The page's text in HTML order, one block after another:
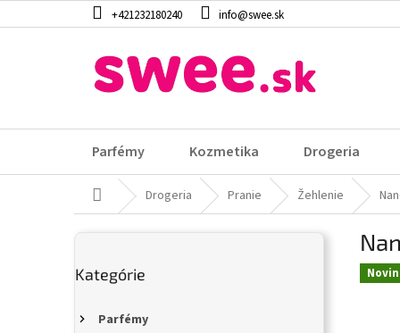
na
+421232180240 info@swee.sk
Parfémy Kozmetika Drogeria
DomovDrogeria Pranie Žehlenie
o
n
p
kategórie
Kategórie
Parfémy